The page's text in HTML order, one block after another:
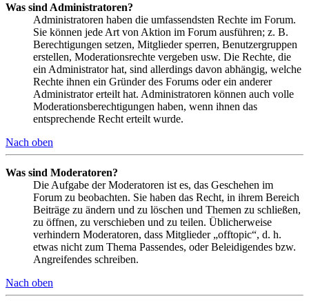
Was sind Administratoren?
Administratoren haben die umfassendsten Rechte im Forum.
Sie können jede Art von Aktion im Forum ausführen; z. B.
Berechtigungen setzen, Mitglieder sperren, Benutzergruppen
erstellen, Moderationsrechte vergeben usw. Die Rechte, die
ein Administrator hat, sind allerdings davon abhängig, welche
Rechte ihnen ein Gründer des Forums oder ein anderer
Administrator erteilt hat. Administratoren können auch volle
Moderationsberechtigungen haben, wenn ihnen das
entsprechende Recht erteilt wurde.
Nach oben
Was sind Moderatoren?
Die Aufgabe der Moderatoren ist es, das Geschehen im
Forum zu beobachten. Sie haben das Recht, in ihrem Bereich
Beiträge zu ändern und zu löschen und Themen zu schließen,
zu öffnen, zu verschieben und zu teilen. Üblicherweise
verhindern Moderatoren, dass Mitglieder „offtopic“, d. h.
etwas nicht zum Thema Passendes, oder Beleidigendes bzw.
Angreifendes schreiben.
Nach oben